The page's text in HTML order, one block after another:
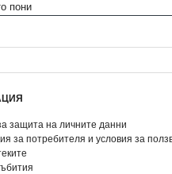
защита на личните данни
за потребителя и условия за